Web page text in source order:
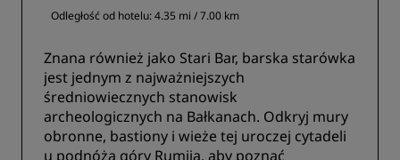
Odległość od hotelu: 4.35 mi / 7.00 km
Znana również jako Stari Bar, barska starówka
jest jednym z najważniejszych
średniowiecznych stanowisk
archeologicznych na Bałkanach. Odkryj mury
obronne, bastiony i wieże tej uroczej cytadeli
u podnóża góry Rumija, aby poznać